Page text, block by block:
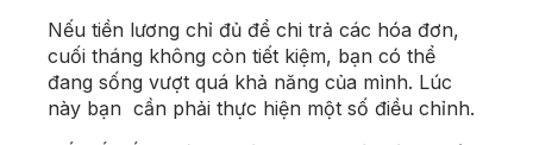
Nếu tiền lương chỉ đủ để chi trả các hóa đơn,
cuối tháng không còn tiết kiệm, bạn có thể
đang sống vượt quá khả năng của mình. Lúc
này bạn cần phải thực hiện một số điều chỉnh.